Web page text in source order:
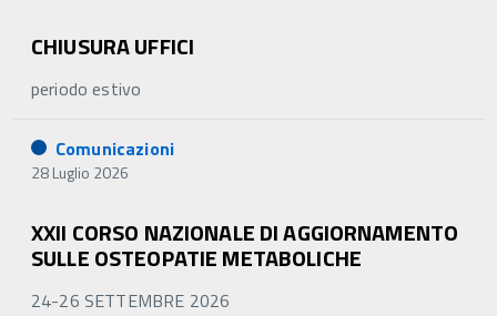
CHIUSURA UFFICI
periodo estivo
Comunicazioni
28 Luglio 2026
XXII CORSO NAZIONALE DI AGGIORNAMENTO
SULLE OSTEOPATIE METABOLICHE
24-26 SETTEMBRE 2026